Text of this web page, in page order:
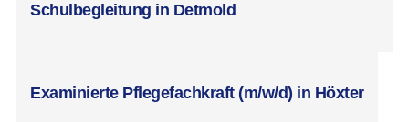
Schulbegleitung in Detmold
Examinierte Pflegefachkraft (m/w/d) in Höxter